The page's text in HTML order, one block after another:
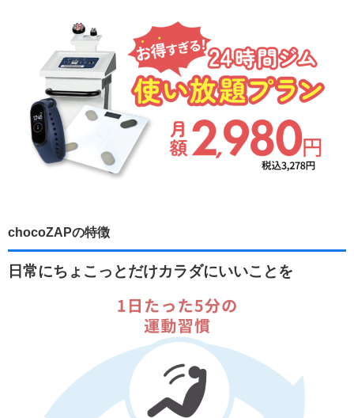
chocoZAPの特徴
日常にちょこっとだけカラダにいいことを